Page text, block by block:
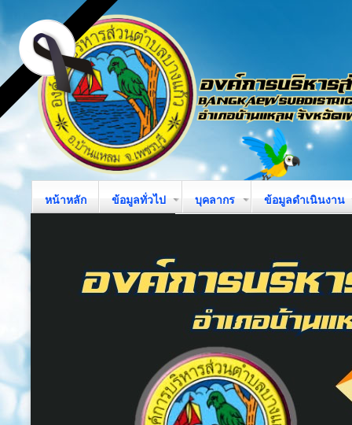
หน้าหลัก ข้อมูลทั่วไป บุคลากร ข้อมูลดำเนินงาน